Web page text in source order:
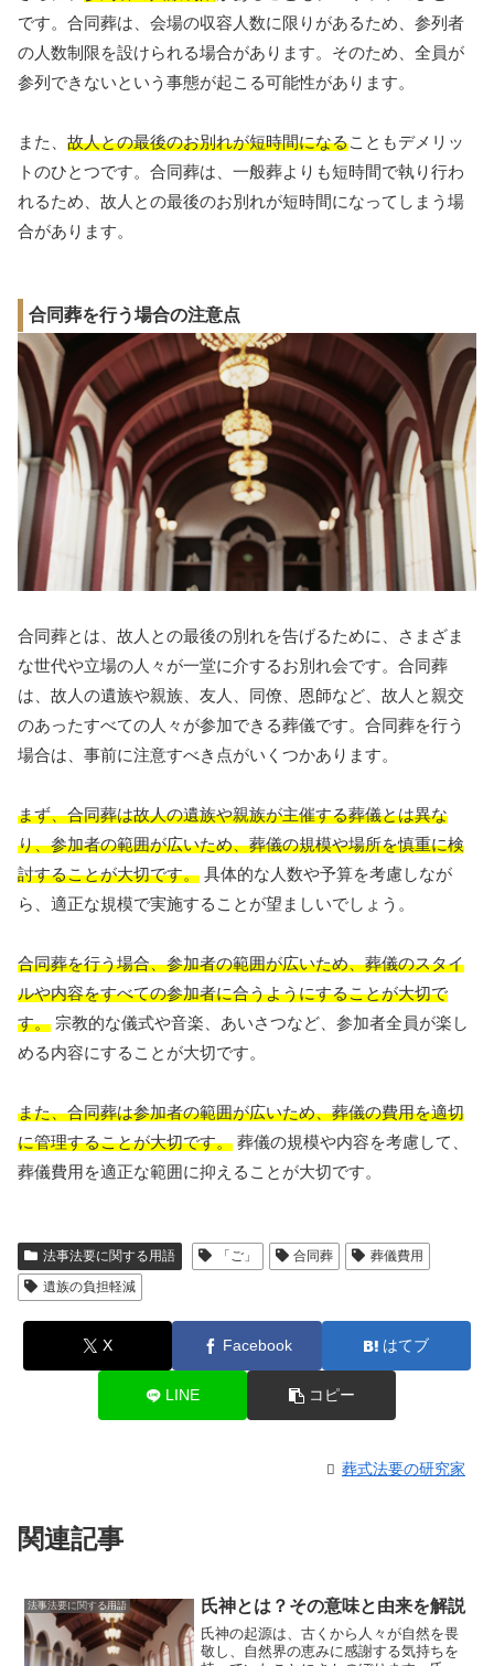
です。合同葬は、会場の収容人数に限りがあるため、参列者
の人数制限を設けられる場合があります。そのため、全員が
参列できないという事態が起こる可能性があります。
また、 故人との最後のお別れが短時間になることもデメリッ
トのひとつです。合同葬は、一般葬よりも短時間で執り行わ
れるため、故人との最後のお別れが短時間になってしまう場
合があります。
合同葬を行う場合の注意点
合同葬とは、故人との最後の別れを告げるために、さまざま
な世代や立場の人々が一堂に介するお別れ会です。合同葬
は、故人の遺族や親族、友人、同僚、恩師など、故人と親交
のあったすべての人々が参加できる葬儀です。合同葬を行う
場合は、事前に注意すべき点がいくつかあります。
まず、合同葬は故人の遺族や親族が主催する葬儀とは異な
り、参加者の範囲が広いため、葬儀の規模や場所を慎重に検
討することが大切です。 具体的な人数や予算を考慮しなが
ら、適正な規模で実施することが望ましいでしょう。
合同葬を行う場合、参加者の範囲が広いため、葬儀のスタイ
ルや内容をすべての参加者に合うようにすることが大切で
す。 宗教的な儀式や音楽、あいさつなど、参加者全員が楽し
める内容にすることが大切です。
また、合同葬は参加者の範囲が広いため、葬儀の費用を適切
に管理することが大切です。 葬儀の規模や内容を考慮して、
葬儀費用を適正な範囲に抑えることが大切です。
法事法要に関する用語 「ご」 合同葬
葬儀費用
遺族の負担軽減
X Facebook はてブ
LINE コピー
葬式法要の研究家
関連記事
法事法要に関する用語 氏神とは？その意味と由来を解説
氏神の起源は、古くから人々が自然を畏
敬し、自然界の恵みに感謝する気持ちを